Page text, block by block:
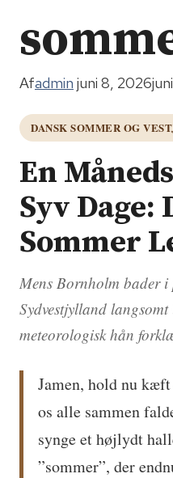
Afadmin juni 8, 2026
DANSK SOMMER OG
En
Syv Dage:
Sommer
Mens Bornholm bader
Sydvestjylland
meteorologisk hån
Jamen, hold nu
os alle sammen
synge et højlydt
”sommer”, der